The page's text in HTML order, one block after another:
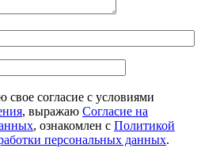
свое согласие с условиями
, выражаю Согласие на
, ознакомлен с Политикой
персональных данных.